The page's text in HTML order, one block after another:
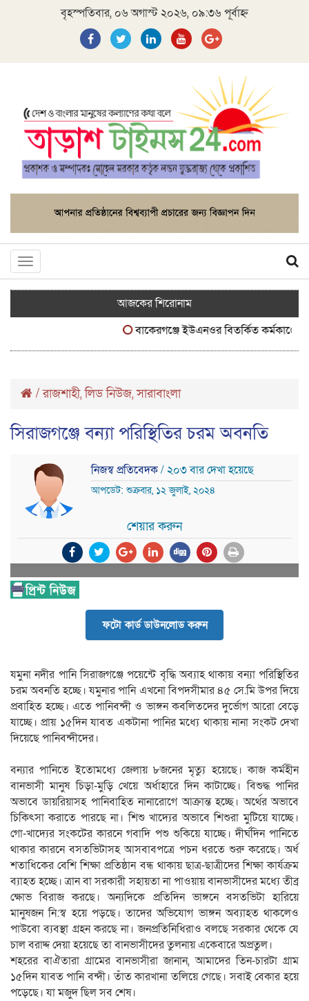
বৃহস্পতিবার, ০৬ অগাস্ট ২০২৬, ০৯:৩৬ পূর্বাহ্ন
Toggle
navigation
আজকের শিরোনাম
বাকেরগঞ্জে ইউএনওর বিতর্কিত কর্মকাণ্ডে
/রাজশাহী,লিড নিউজ,সারাবাংলা
সিরাজগঞ্জে বন্যা পরিস্থিতির চরম অবনতি
নিজস্ব প্রতিবেদক/ ২০৩ বার দেখা হয়েছে
আপডেট: শুক্রবার, ১২ জুলাই, ২০২৪
শেয়ার করুন
ফটো কার্ড ডাউনলোড করুন
যমুনা নদীর পানি সিরাজগঞ্জে পয়েন্টে বৃদ্ধি অব্যাহ থাকায় বন্যা পরিস্থিতির
চরম অবনতি হচ্ছে। যমুনার পানি এখনো বিপদসীমার ৪৫ সে.মি উপর দিয়ে
প্রবাহিত হচ্ছে। এতে পানিবন্দী ও ভাঙ্গন কবলিতদের দুর্ভোগ আরো বেড়ে
যাচ্ছে। প্রায় ১৫দিন যাবত একটানা পানির মধ্যে থাকায় নানা সংকট দেখা
দিয়েছে পানিবন্দীদের।
বন্যার পানিতে ইতোমধ্যে জেলায় ৮জনের মৃত্যু হয়েছে। কাজ কর্মহীন
বানভাসী মানুষ চিড়া-মুড়ি খেয়ে অর্ধাহারে দিন কাটাচ্ছে। বিশুদ্ধ পানির
অভাবে ডায়রিয়াসহ পানিবাহিত নানারোগে আক্রান্ত হচ্ছে। অর্থের অভাবে
চিকিৎসা করাতে পারছে না। শিশু খাদ্যের অভাবে শিশুরা মুটিয়ে যাচ্ছে।
গো-খাদ্যের সংকটের কারনে গবাদি পশু শুকিয়ে যাচ্ছে। দীর্ঘদিন পানিতে
থাকার কারনে বসতভিটাসহ আসবাবপত্রে পচন ধরতে শুরু করেছে। অর্ধ
শতাধিকের বেশি শিক্ষা প্রতিষ্ঠান বন্ধ থাকায় ছাত্র-ছাত্রীদের শিক্ষা কার্যক্রম
ব্যাহত হচ্ছে। ত্রান বা সরকারী সহায়তা না পাওয়ায় বানভাসীদের মধ্যে তীব্র
ক্ষোভ বিরাজ করছে। অন্যদিকে প্রতিদিন ভাঙ্গনে বসতভিটা হারিয়ে
মানুষজন নি:স্ব হয়ে পড়ছে। তাদের অভিযোগ ভাঙ্গন অব্যাহত থাকলেও
পাউবো ব্যবস্থা গ্রহন করছে না। জনপ্রতিনিধিরাও বলছে সরকার থেকে যে
চাল বরাদ্দ দেয়া হয়েছে তা বানভাসীদের তুলনায় একেবারে অপ্রতুল।
শহরের বাঐতারা গ্রামের বানভাসীরা জানান, আমাদের তিন-চারটা গ্রাম
১৫দিন যাবত পানি বন্দী। তাঁত কারখানা তলিয়ে গেছে। সবাই বেকার হয়ে
পড়েছে। যা মজুদ ছিল সব শেষ।